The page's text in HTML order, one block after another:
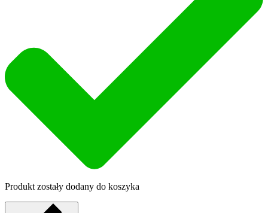
Produkt zostały dodany do koszyka